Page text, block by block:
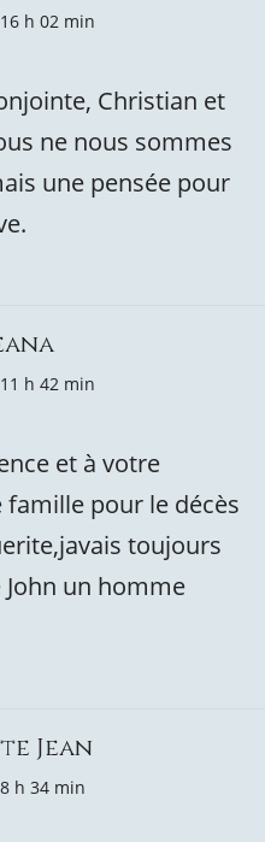
h 02 min
Christian et
ne nous sommes
une pensée pour
h 42 min
et à votre
pour le décès
toujours
un homme
Jean
h 34 min